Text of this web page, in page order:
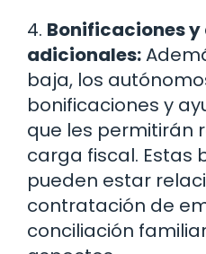
4. Bonificaciones
adicionales:
baja, los
bonificaciones y
que les permitirán
carga fiscal. Estas
pueden estar
contratación de
conciliación